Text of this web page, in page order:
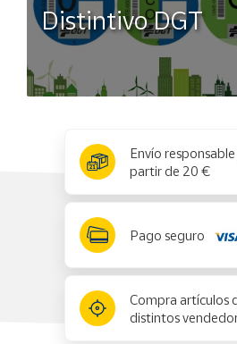
Distintivo DGT
Envío
partir de 20 €
Pago seguro
Compra artículos
distintos